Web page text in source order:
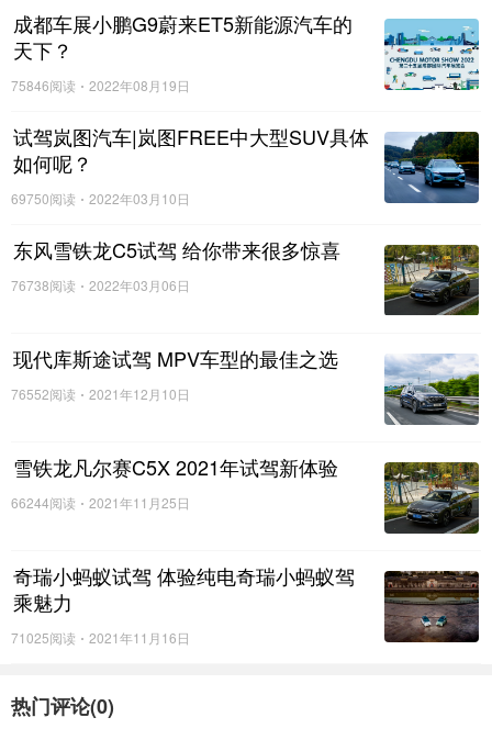
成都车展小鹏G9蔚来ET5新能源汽车的
天下？
75846阅读 2022年08月19日
试驾岚图汽车|岚图FREE中大型SUV具体
如何呢？
69750阅读 2022年03月10日
东风雪铁龙C5试驾 给你带来很多惊喜
76738阅读 2022年03月06日
现代库斯途试驾 MPV车型的最佳之选
76552阅读 2021年12月10日
雪铁龙凡尔赛C5X 2021年试驾新体验
66244阅读 2021年11月25日
奇瑞小蚂蚁试驾 体验纯电奇瑞小蚂蚁驾
乘魅力
71025阅读 2021年11月16日
热门评论(0)